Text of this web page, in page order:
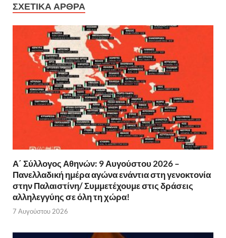
ΣΧΕΤΙΚΆ ΆΡΘΡΑ
Α΄ Σύλλογος Αθηνών: 9 Αυγούστου 2026 –
Πανελλαδική ημέρα αγώνα ενάντια στη γενοκτονία
στην Παλαιστίνη/ Συμμετέχουμε στις δράσεις
αλληλεγγύης σε όλη τη χώρα!
7 Αυγούστου 2026